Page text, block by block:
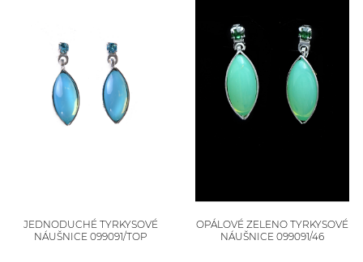
JEDNODUCHÉ TYRKYSOVÉ
NÁUŠNICE 099091/TOP
OPÁLOVÉ ZELENO TYRKYSOVÉ
NÁUŠNICE 099091/46